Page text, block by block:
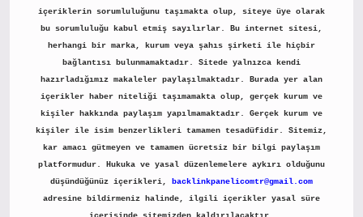
içeriklerin sorumluluğunu taşımakta olup, siteye üye olarak
bu sorumluluğu kabul etmiş sayılırlar. Bu internet sitesi,
herhangi bir marka, kurum veya şahıs şirketi ile hiçbir
bağlantısı bulunmamaktadır. Sitede yalnızca kendi
hazırladığımız makaleler paylaşılmaktadır. Burada yer alan
içerikler haber niteliği taşımamakta olup, gerçek kurum ve
kişiler hakkında paylaşım yapılmamaktadır. Gerçek kurum ve
kişiler ile isim benzerlikleri tamamen tesadüfidir. Sitemiz,
kar amacı gütmeyen ve tamamen ücretsiz bir bilgi paylaşım
platformudur. Hukuka ve yasal düzenlemelere aykırı olduğunu
düşündüğünüz içerikleri,
backlinkpanelicomtr@gmail.com
adresine bildirmeniz halinde, ilgili içerikler yasal süre